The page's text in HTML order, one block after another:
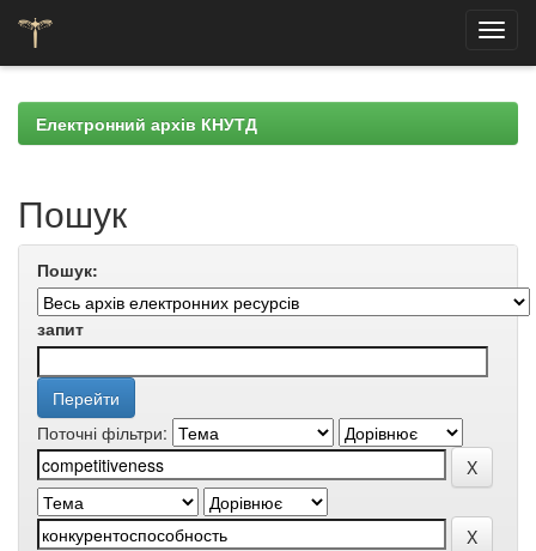
navigationЕлектронний архів КНУТД
Пошук
Пошук:
запит
Поточні фільтри: